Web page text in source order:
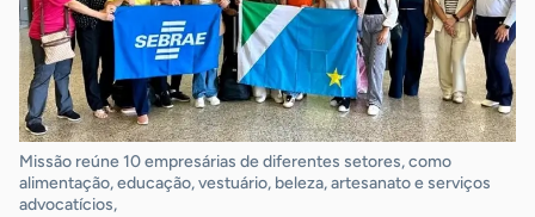
Missão reúne 10 empresárias de diferentes setores, como
alimentação, educação, vestuário, beleza, artesanato e serviços
advocatícios,